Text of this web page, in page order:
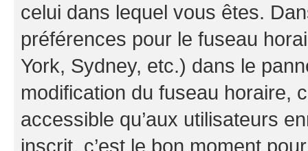
celui dans lequel vous êtes.
préférences pour le fuseau
York, Sydney, etc.) dans le
modification du fuseau horaire,
accessible qu’aux utilisateurs
inscrit, c’est le bon moment